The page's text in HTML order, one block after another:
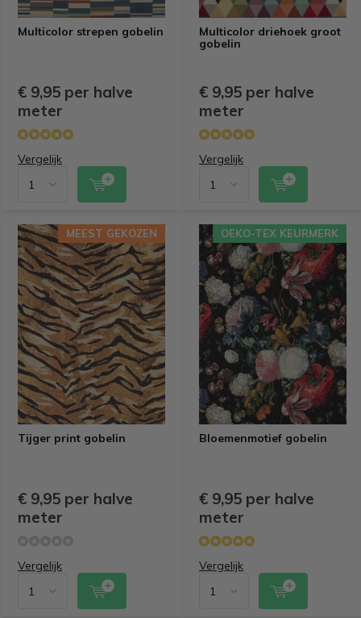
Multicolor strepen gobelin
€ 9,95 per halve
meter
Vergelijk
Multicolor driehoek groot
gobelin
€ 9,95 per halve
meter
Vergelijk
Tijger print gobelin
MEEST GEKOZEN
€ 9,95 per halve
meter
Vergelijk
Bloemenmotief gobelin
OEKO-TEX KEURMERK
€ 9,95 per halve
meter
Vergelijk